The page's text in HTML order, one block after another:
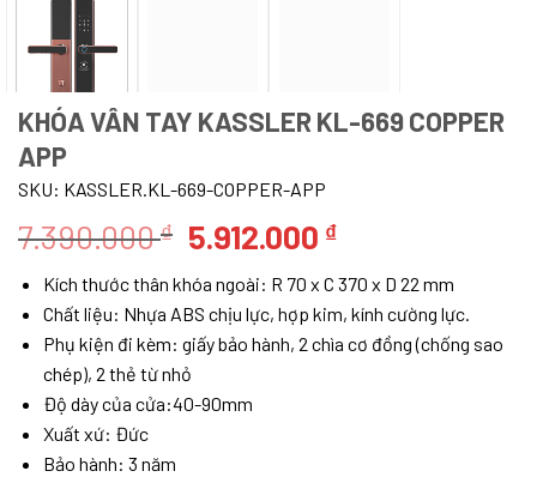
KHÓA VÂN TAY KASSLER KL-669 COPPER
APP
SKU: KASSLER.KL-669-COPPER-APP
7.390.000₫ Giá
là:
7.390.000 ₫.
5.912.000 ₫Giá
tại
là:
5.912.000 ₫.
Kích thước thân khóa ngoài: R 70 x C 370 x D 22 mm
Chất liệu: Nhựa ABS chịu lực, hợp kim, kính cường lực.
Phụ kiện đi kèm: giấy bảo hành, 2 chìa cơ đồng (chống sao
chép), 2 thẻ từ nhỏ
Độ dày của cửa:40-90mm
Xuất xứ: Đức
Bảo hành: 3 năm